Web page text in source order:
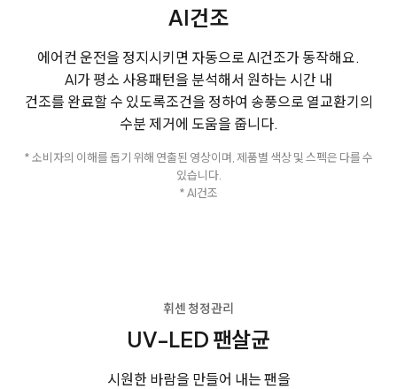
AI건조
에어컨 운전을 정지시키면 자동으로 AI건조가 동작해요.
AI가 평소 사용패턴을 분석해서 원하는 시간 내
건조를 완료할 수 있도록조건을 정하여 송풍으로 열교환기의
수분 제거에 도움을 줍니다.
* 소비자의 이해를 돕기 위해 연출된 영상이며, 제품별 색상 및 스펙은 다를 수
있습니다.
* AI건조
휘센 청정관리
UV-LED 팬살균
시원한 바람을 만들어 내는 팬을